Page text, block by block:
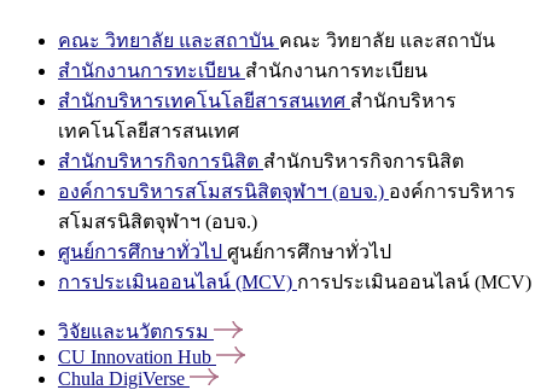
คณะ วิทยาลัย และสถาบัน คณะ วิทยาลัย และสถาบัน
สำนักงานการทะเบียน สำนักงานการทะเบียน
สำนักบริหารเทคโนโลยีสารสนเทศ สำนักบริหาร
เทคโนโลยีสารสนเทศ
สำนักบริหารกิจการนิสิต สำนักบริหารกิจการนิสิต
องค์การบริหารสโมสรนิสิตจุฬาฯ (อบจ.) องค์การบริหาร
สโมสรนิสิตจุฬาฯ (อบจ.)
ศูนย์การศึกษาทั่วไป ศูนย์การศึกษาทั่วไป
การประเมินออนไลน์ (MCV) การประเมินออนไลน์ (MCV)
วิจัยและนวัตกรรม
CU Innovation Hub
Chula DigiVerse